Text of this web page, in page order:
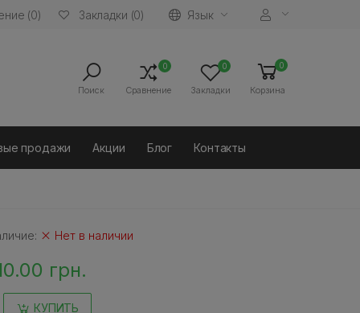
(0) Закладки (0) Язык
Поиск
0
Сравнение
0
Закладки
0
Корзина
продажи Акции Блог Контакты
Нет в наличии
грн.
КУПИТЬ